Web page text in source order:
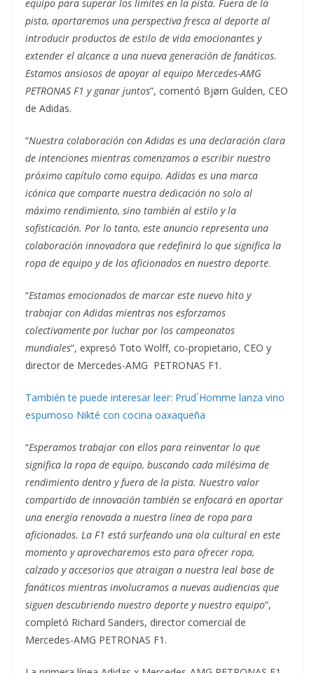
equipo para superar los límites en la pista. Fuera de la
pista, aportaremos una perspectiva fresca al deporte al
introducir productos de estilo de vida emocionantes y
extender el alcance a una nueva generación de fanáticos.
Estamos ansiosos de apoyar al equipo Mercedes-AMG
PETRONAS F1 y ganar juntos”, comentó Bjørn Gulden, CEO
de Adidas.
“Nuestra colaboración con Adidas es una declaración clara
de intenciones mientras comenzamos a escribir nuestro
próximo capítulo como equipo. Adidas es una marca
icónica que comparte nuestra dedicación no solo al
máximo rendimiento, sino también al estilo y la
sofisticación. Por lo tanto, este anuncio representa una
colaboración innovadora que redefinirá lo que significa la
ropa de equipo y de los aficionados en nuestro deporte.
“Estamos emocionados de marcar este nuevo hito y
trabajar con Adidas mientras nos esforzamos
colectivamente por luchar por los campeonatos
mundiales“, expresó Toto Wolff, co-propietario, CEO y
director de Mercedes-AMG PETRONAS F1.
También te puede interesar leer: Prud´Homme lanza vino
espumoso Nikté con cocina oaxaqueña
“Esperamos trabajar con ellos para reinventar lo que
significa la ropa de equipo, buscando cada milésima de
rendimiento dentro y fuera de la pista. Nuestro valor
compartido de innovación también se enfocará en aportar
una energía renovada a nuestra línea de ropa para
aficionados. La F1 está surfeando una ola cultural en este
momento y aprovecharemos esto para ofrecer ropa,
calzado y accesorios que atraigan a nuestra leal base de
fanáticos mientras involucramos a nuevas audiencias que
siguen descubriendo nuestro deporte y nuestro equipo”,
completó Richard Sanders, director comercial de
Mercedes-AMG PETRONAS F1.